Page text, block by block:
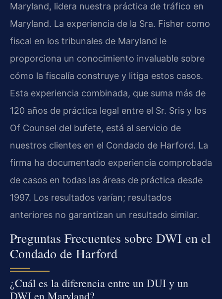
Maryland, lidera nuestra práctica de tráfico en
Maryland. La experiencia de la Sra. Fisher como
fiscal en los tribunales de Maryland le
proporciona un conocimiento invaluable sobre
cómo la fiscalía construye y litiga estos casos.
Esta experiencia combinada, que suma más de
120 años de práctica legal entre el Sr. Sris y los
Of Counsel del bufete, está al servicio de
nuestros clientes en el Condado de Harford. La
firma ha documentado experiencia comprobada
de casos en todas las áreas de práctica desde
1997. Los resultados varían; resultados
anteriores no garantizan un resultado similar.
Preguntas Frecuentes sobre DWI en el
Condado de Harford
¿Cuál es la diferencia entre un DUI y un
DWI en Maryland?